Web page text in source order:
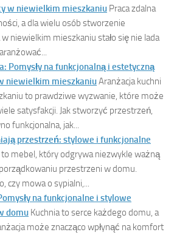
w niewielkim mieszkaniu Praca zdalna
a dla wielu osób stworzenie
niewielkim mieszkaniu stało się nie lada
Pomysły na funkcjonalną i estetyczną
niewielkim mieszkaniuAranżacja kuchni
to prawdziwe wyzwanie, które może
satysfakcji. Jak stworzyć przestrzeń,
funkcjonalna, jak...
przestrzeń: stylowe i funkcjonalne
to mebel, który odgrywa niezwykle ważną
przestrzeni w domu.
czy mowa o sypialni,...
na funkcjonalne i stylowe
domu Kuchnia to serce każdego domu, a
może znacząco wpłynąć na komfort